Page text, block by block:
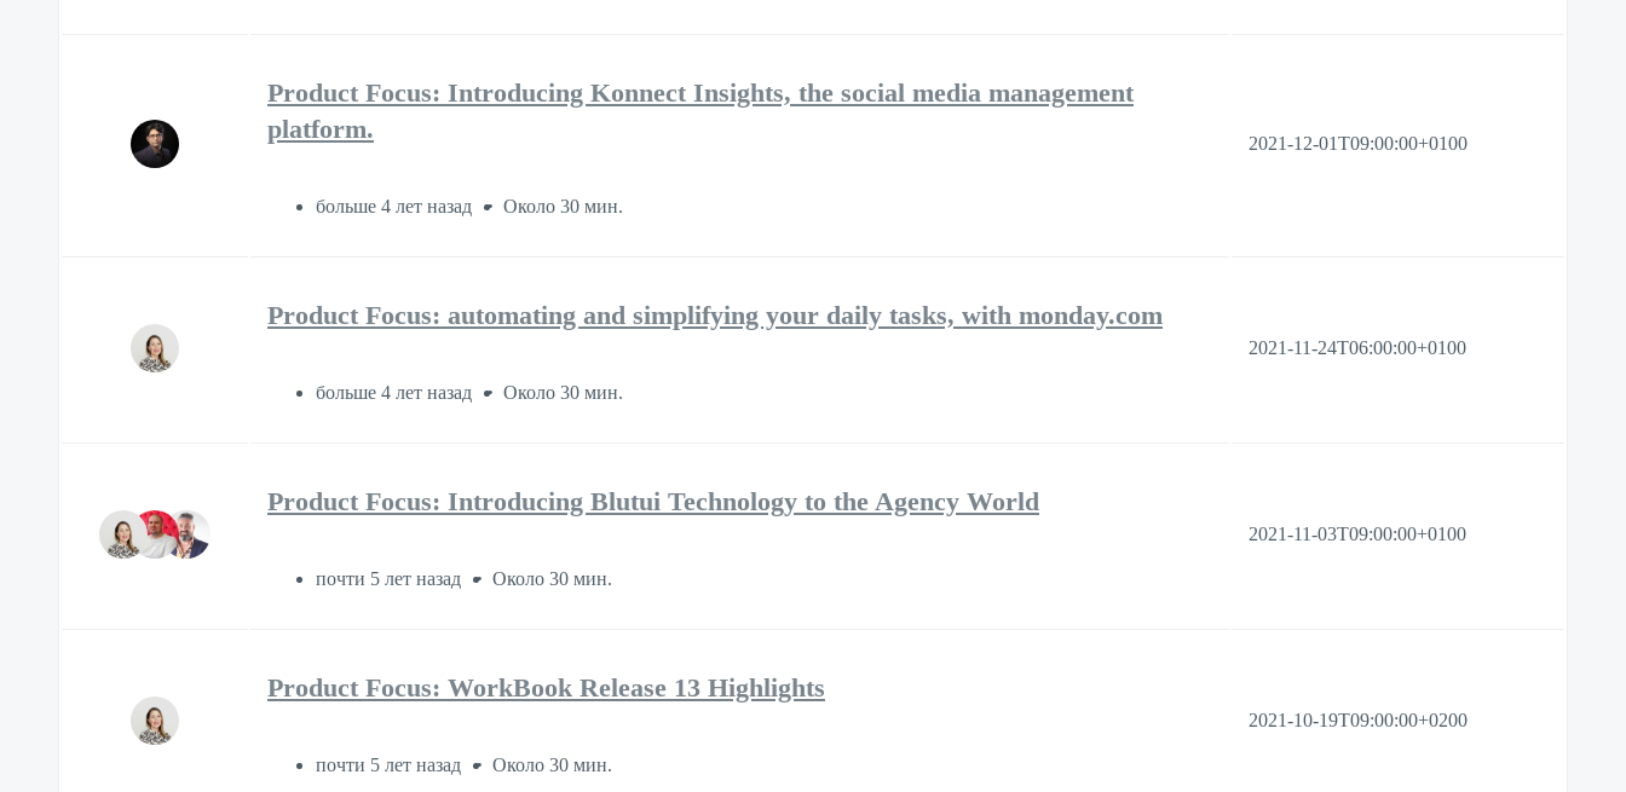
Product Focus: Introducing Konnect Insights, the social media management
platform.
больше 4 лет назад Около 30 мин.
2021-12-01T09:00:00+0100
Product Focus: automating and simplifying your daily tasks, with monday.com
больше 4 лет назад Около 30 мин.
2021-11-24T06:00:00+0100
Product Focus: Introducing Blutui Technology to the Agency World
почти 5 лет назад Около 30 мин.
2021-11-03T09:00:00+0100
Product Focus: WorkBook Release 13 Highlights
почти 5 лет назад Около 30 мин.
2021-10-19T09:00:00+0200